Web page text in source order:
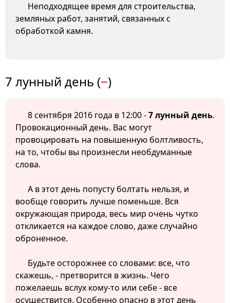
Неподходящее время для строительства,
земляных работ, занятий, связанных с
обработкой камня.
7 лунный день (−)
8 сентября 2016 года в 12:00 -7 лунный день.
Провокационный день. Вас могут
провоцировать на повышенную болтливость,
на то, чтобы вы произнесли необдуманные
слова.
А в этот день попусту болтать нельзя, и
вообще говорить лучше поменьше. Вся
окружающая природа, весь мир очень чутко
откликается на каждое слово, даже случайно
оброненное.
Будьте осторожнее со словами: все, что
скажешь, - претворится в жизнь. Чего
пожелаешь вслух кому-то или себе - все
осуществится. Особенно опасно в этот день